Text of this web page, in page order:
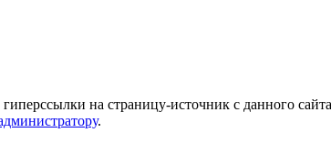
на страницу-источник с данного
.